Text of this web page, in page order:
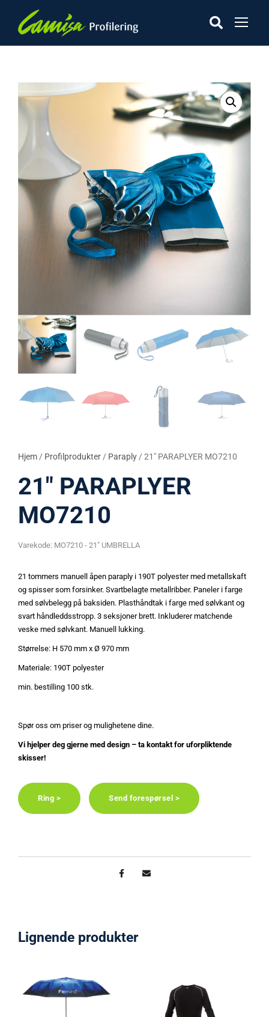
Hjem / Profilprodukter / Paraply / 21″ PARAPLYER MO7210
21″ PARAPLYER
MO7210
Varekode: MO7210 - 21" UMBRELLA
21 tommers manuell åpen paraply i 190T polyester med metallskaft
og spisser som forsinker. Svartbelagte metallribber. Paneler i farge
med sølvbelegg på baksiden. Plasthåndtak i farge med sølvkant og
svart håndleddsstropp. 3 seksjoner brett. Inkluderer matchende
veske med sølvkant. Manuell lukking.
Størrelse: H 570 mm x Ø 970 mm
Materiale: 190T polyester
min. bestilling 100 stk.
Spør oss om priser og mulighetene dine.
Vi hjelper deg gjerne med design – ta kontakt for uforpliktende
skisser!
Ring > Send forespørsel >
Lignende produkter